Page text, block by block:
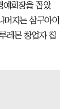
예회장을 꼽았
지는 삼구아이
레몬 창업자 칩